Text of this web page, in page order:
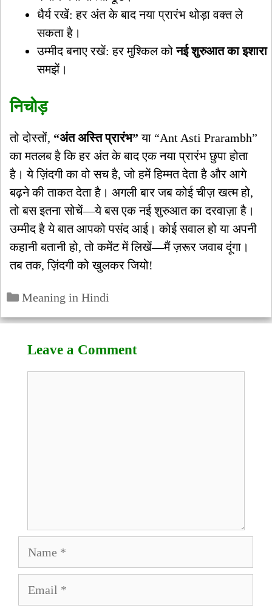
धैर्य रखें: हर अंत के बाद नया प्रारंभ थोड़ा वक्त ले
सकता है।
उम्मीद बनाए रखें: हर मुश्किल कोनई शुरुआत का इशारा
समझें।
निचोड़
तो दोस्तों, “अंत अस्ति प्रारंभ” या “Ant Asti Prarambh”
का मतलब है कि हर अंत के बाद एक नया प्रारंभ छुपा होता
है। ये ज़िंदगी का वो सच है, जो हमें हिम्मत देता है और आगे
बढ़ने की ताकत देता है। अगली बार जब कोई चीज़ खत्म हो,
तो बस इतना सोचें—ये बस एक नई शुरुआत का दरवाज़ा है।
उम्मीद है ये बात आपको पसंद आई। कोई सवाल हो या अपनी
कहानी बतानी हो, तो कमेंट में लिखें—मैं ज़रूर जवाब दूंगा।
तब तक, ज़िंदगी को खुलकर जियो!
Categories
Meaning in Hindi
Leave a Comment